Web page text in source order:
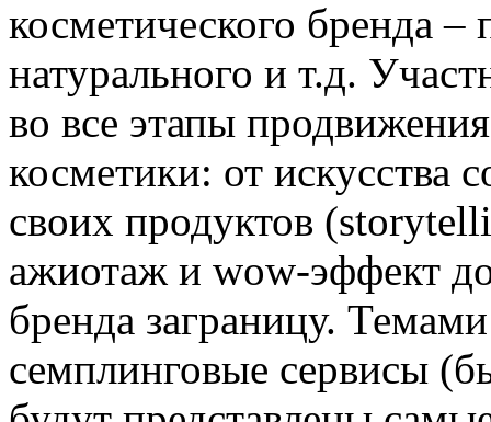
косметического бренда
натурального и т.д.
во все этапы
косметики: от искусства
своих продуктов
ажиотаж и wow-эффект
бренда заграницу.
семплинговые сервисы